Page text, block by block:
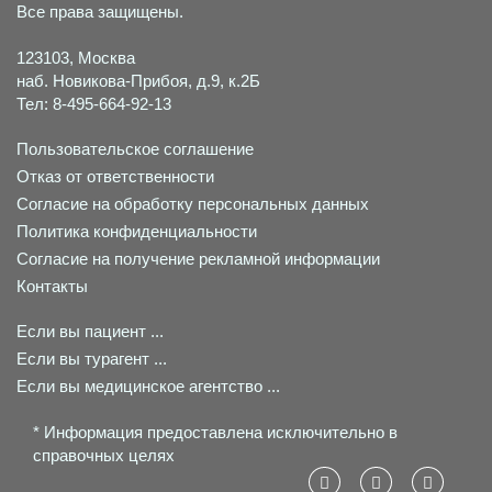
Все права защищены.
123103, Москва
наб. Новикова-Прибоя, д.9, к.2Б
Тел: 8-495-664-92-13
Пользовательское соглашение
Отказ от ответственности
Согласие на обработку персональных данных
Политика конфиденциальности
Согласие на получение рекламной информации
Контакты
Если вы пациент ...
Если вы турагент ...
Если вы медицинское агентство ...
* Информация предоставлена исключительно в
справочных целях